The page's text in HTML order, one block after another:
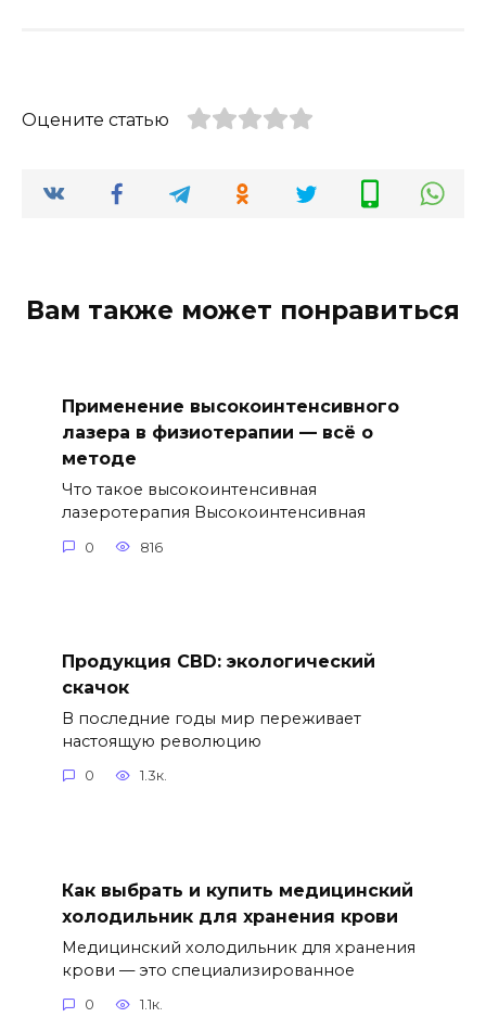
Оцените статью
Вам также может понравиться
Применение высокоинтенсивного
лазера в физиотерапии — всё о
методе
Что такое высокоинтенсивная
лазеротерапия Высокоинтенсивная
0 816
Продукция CBD: экологический
скачок
В последние годы мир переживает
настоящую революцию
0 1.3к.
Как выбрать и купить медицинский
холодильник для хранения крови
Медицинский холодильник для хранения
крови — это специализированное
0 1.1к.